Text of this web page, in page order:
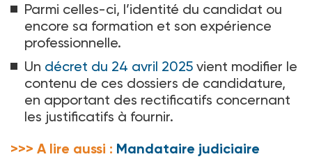
Parmi celles-ci, l’identité du candidat ou
encore sa formation et son expérience
professionnelle.
Un décret du 24 avril 2025 vient modifier le
contenu de ces dossiers de candidature,
en apportant des rectificatifs concernant
les justificatifs à fournir.
>>> A lire aussi : Mandataire judiciaire